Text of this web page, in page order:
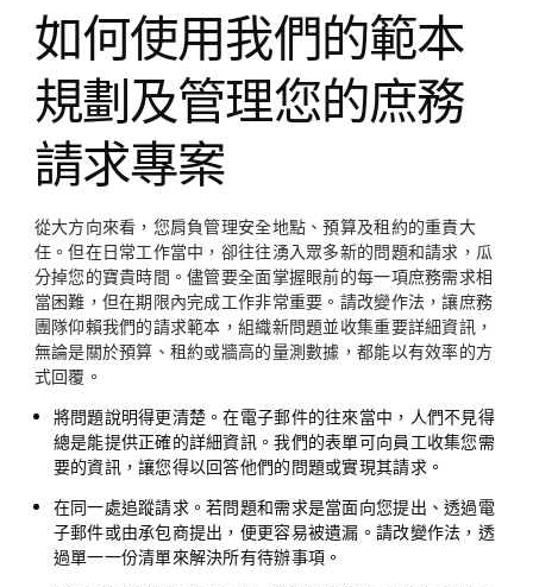
如何使用我們的範本
規劃及管理您的庶務
請求專案
從大方向來看，您肩負管理安全地點、預算及租約的重責大
任。但在日常工作當中，卻往往湧入眾多新的問題和請求，瓜
分掉您的寶貴時間。儘管要全面掌握眼前的每一項庶務需求相
當困難，但在期限內完成工作非常重要。請改變作法，讓庶務
團隊仰賴我們的請求範本，組織新問題並收集重要詳細資訊，
無論是關於預算、租約或牆高的量測數據，都能以有效率的方
式回覆。
將問題說明得更清楚 。在電子郵件的往來當中，人們不見得
總是能提供正確的詳細資訊。我們的表單可向員工收集您需
要的資訊，讓您得以回答他們的問題或實現其請求。
在同一處追蹤請求。若問題和需求是當面向您提出、透過電
子郵件或由承包商提出，便更容易被遺漏。請改變作法，透
過單一一份清單來解決所有待辦事項。